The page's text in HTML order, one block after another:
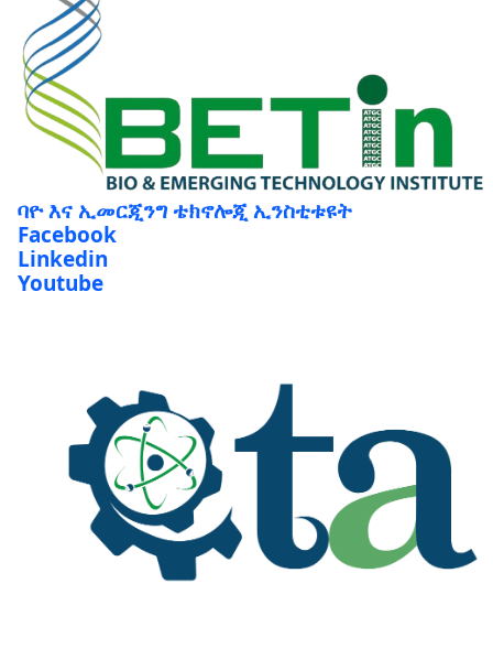
ባዮ እና ኢመርጂንግ ቴክኖሎጂ ኢንስቲቱዩት
Facebook
Linkedin
Youtube